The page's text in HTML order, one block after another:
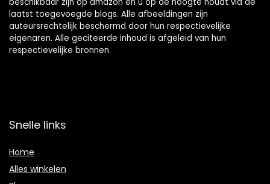
laatst toegevoegde blogs. Alle afbeeldingen zijn
auteursrechtelijk beschermd door hun respectievelijke
eigenaren. Alle geciteerde inhoud is afgeleid van hun
respectievelijke bronnen.
Snelle links
Home
Alles winkelen